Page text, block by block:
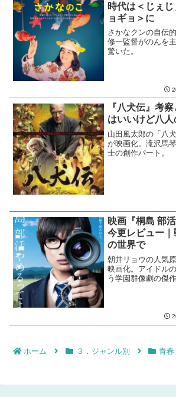
時代は＜じぇ
ョギョ＞に
さかなクンの自伝
修一監督がのんを
驚いた。
『八犬伝』考
はいいけど八
山田風太郎の「八
が映画化。滝沢馬
士の創作パート。
映画『桐島 部
今更レビュー｜
の世界で
朝井リョウの人気
映画化。アイドル
う学園群像劇の傑作
ホーム ３．ジャンル別 青春